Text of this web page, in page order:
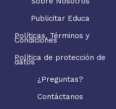
Publicitar Educa
Políticas, Términos y
Condiciones
Política de protección de
datos
¿Preguntas?
Contáctanos